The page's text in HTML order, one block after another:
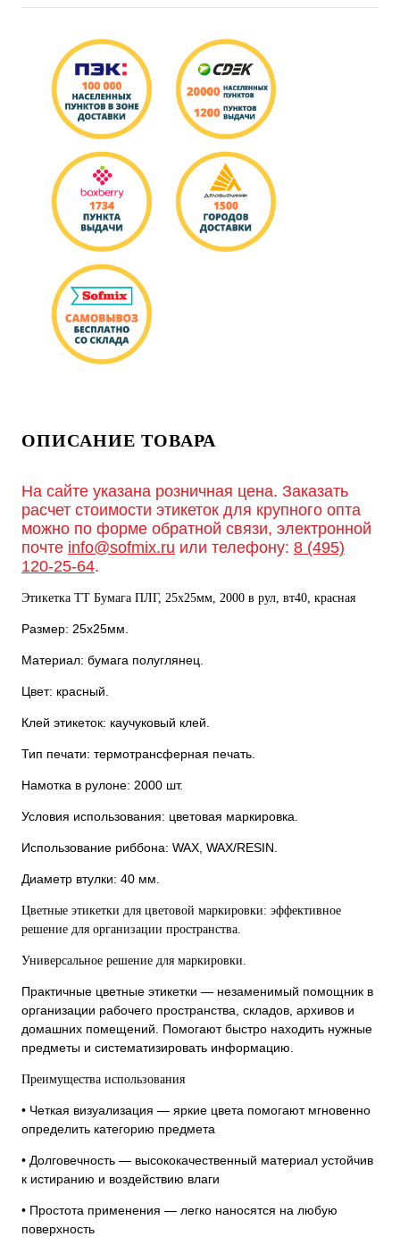
ОПИСАНИЕ ТОВАРА
На сайте указана розничная цена. Заказать
расчет стоимости этикеток для крупного опта
можно по форме обратной связи, электронной
почте info@sofmix.ru или телефону: 8 (495)
120-25-64.
Этикетка ТТ Бумага ПЛГ, 25х25мм, 2000 в рул, вт40, красная
Размер: 25х25мм.
Материал: бумага полуглянец.
Цвет: красный.
Клей этикеток: каучуковый клей.
Тип печати: термотрансферная печать.
Намотка в рулоне: 2000 шт.
Условия использования: цветовая маркировка.
Использование риббона: WAX, WAX/RESIN.
Диаметр втулки: 40 мм.
Цветные этикетки для цветовой маркировки: эффективное
решение для организации пространства.
Универсальное решение для маркировки.
Практичные цветные этикетки — незаменимый помощник в
организации рабочего пространства, складов, архивов и
домашних помещений. Помогают быстро находить нужные
предметы и систематизировать информацию.
Преимущества использования
• Четкая визуализация — яркие цвета помогают мгновенно
определить категорию предмета
• Долговечность — высококачественный материал устойчив
к истиранию и воздействию влаги
• Простота применения — легко наносятся на любую
поверхность